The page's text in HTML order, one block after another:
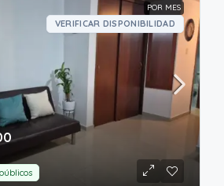
POR MES
VERIFICAR DISPONIBILIDAD